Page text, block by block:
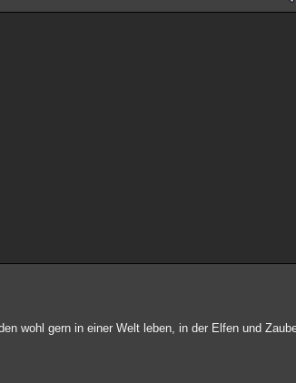
wohl gern in einer Welt leben, in der Elfen und